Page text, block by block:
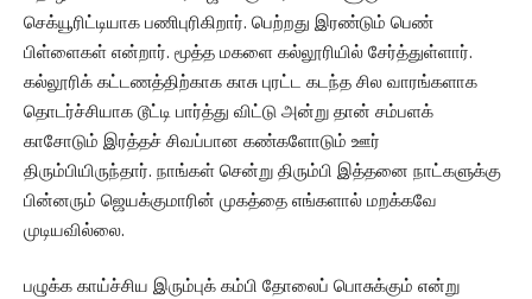
செக்யூரிட்டியாக பணிபுரிகிறார். பெற்றது இரண்டும் பெண்
பிள்ளைகள் என்றார். மூத்த மகளை கல்லூரியில் சேர்த்துள்ளார்.
கல்லூரிக் கட்டணத்திற்காக காசு புரட்ட கடந்த சில வாரங்களாக
தொடர்ச்சியாக டூட்டி பார்த்து விட்டு அன்று தான் சம்பளக்
காசோடும் இரத்தச் சிவப்பான கண்களோடும் ஊர்
திரும்பியிருந்தார். நாங்கள் சென்று திரும்பி இத்தனை நாட்களுக்கு
பின்னரும் ஜெயக்குமாரின் முகத்தை எங்களால் மறக்கவே
முடியவில்லை.
பழுக்க காய்ச்சிய இரும்புக் கம்பி தோலைப் பொசுக்கும் என்று